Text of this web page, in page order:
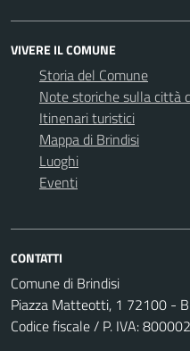
VIVERE IL COMUNE
Storia del Comune
Note storiche sulla città
Itinenari turistici
Mappa di Brindisi
Luoghi
Eventi
CONTATTI
Comune di Brindisi
Piazza Matteotti, 1 72100 -
Codice fiscale / P. IVA: